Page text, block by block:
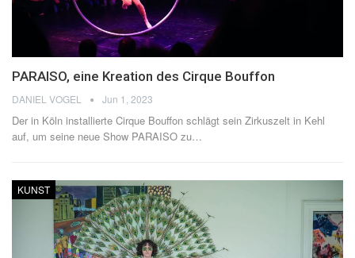
PARAISO, eine Kreation des Cirque Bouffon
DANIEL VOGEL Jun 1, 2023
Der in Köln installierte Cirque Bouffon schlägt sein Zirkuszelt in Kehl
auf, um seine neue Show PARAISO zu…
KUNST